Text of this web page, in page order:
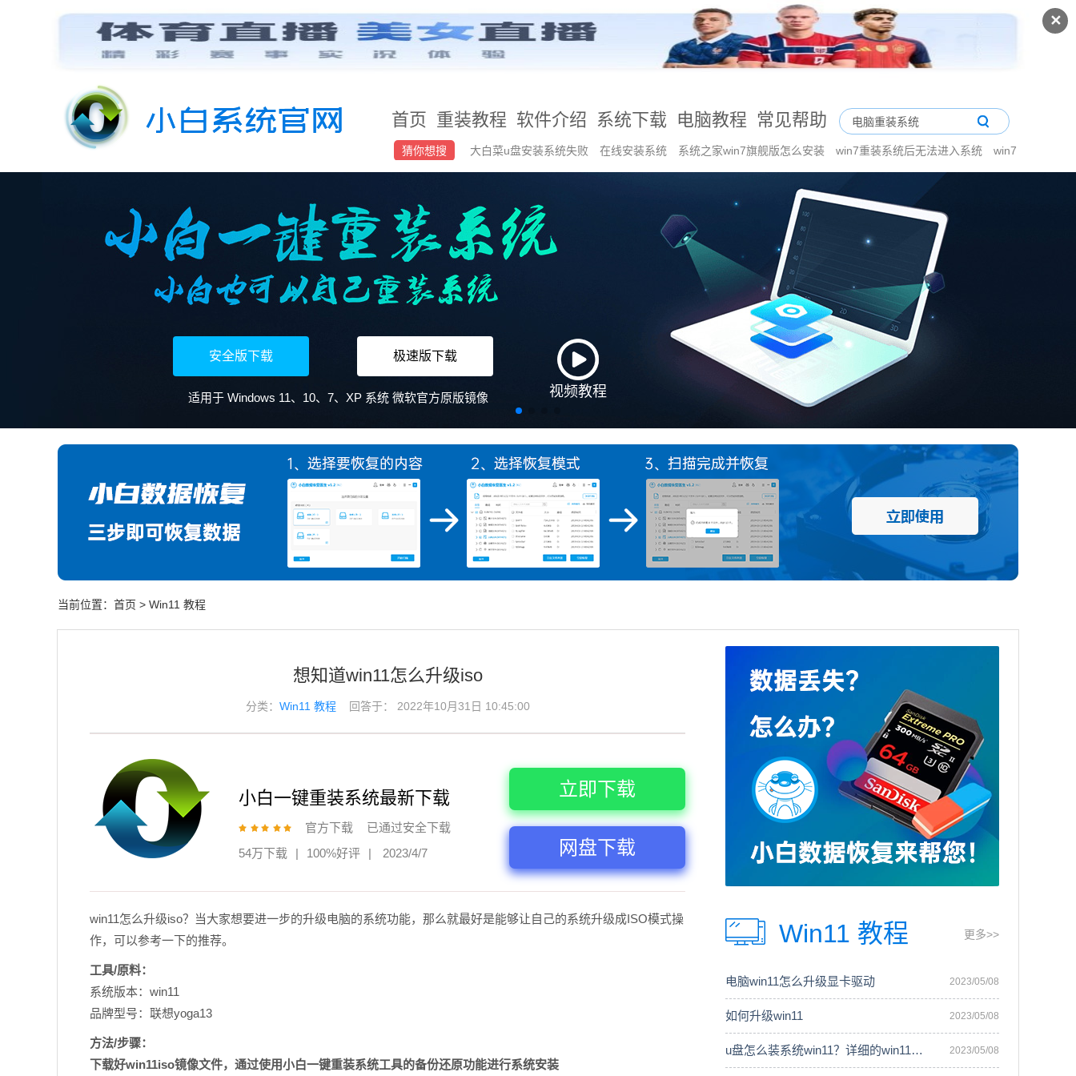
✕
首页 重装教程 软件介绍 系统下载 电脑教程 常见帮助
猜你想搜 大白菜u盘安装系统失败 在线安装系统 系统之家win7旗舰版怎么安装 win7重装系统后无法进入系统
win7
安全版下载 极速版下载
适用于 Windows 11、10、7、XP 系统 微软官方原版镜像 视频教程
当前位置： 首页 > Win11 教程
想知道win11怎么升级iso
分类： Win11 教程 回答于： 2022年10月31日 10:45:00
小白一键重装系统最新下载
官方下载
已通过安全下载
54万下载
| 100%好评 | 2023/4/7
立即下载
网盘下载
win11怎么升级iso？当大家想要进一步的升级电脑的系统功能，那么就最好是能够让自己的系统升级成ISO模式操
作，可以参考一下的推荐。
工具/原料：
系统版本：win11
品牌型号：联想yoga13
方法/步骤：
下载好win11iso镜像文件，通过使用小白一键重装系统工具的备份还原功能进行系统安装
Win11 教程 更多>>
电脑win11怎么升级显卡驱动 2023/05/08
如何升级win11 2023/05/08
u盘怎么装系统win11？详细的win11安装 2023/05/08